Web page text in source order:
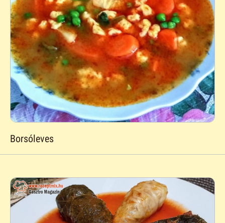
Borsóleves